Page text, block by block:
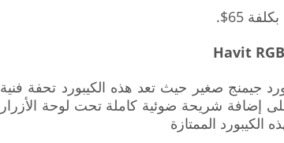
65$.
جيمنج صغير حيث تعد هذه الكيبورد تحفة فنية
إضافة شريحة ضوئية كاملة تحت لوحة الأزرار
الكيبورد الممتازة